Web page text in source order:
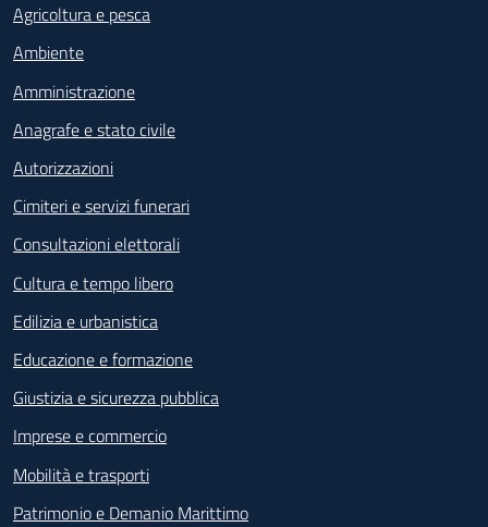
Agricoltura e pesca
Ambiente
Amministrazione
Anagrafe e stato civile
Autorizzazioni
Cimiteri e servizi funerari
Consultazioni elettorali
Cultura e tempo libero
Edilizia e urbanistica
Educazione e formazione
Giustizia e sicurezza pubblica
Imprese e commercio
Mobilità e trasporti
Patrimonio e Demanio Marittimo